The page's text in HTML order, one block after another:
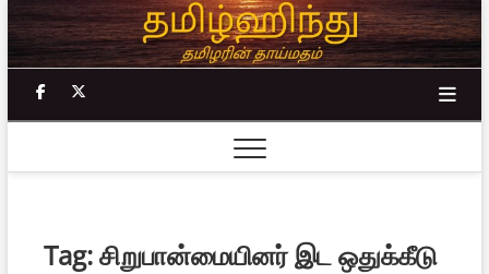
Skip
to
content
facebook
Tag:சிறுபான்மையினர் இட ஒதுக்கீடு